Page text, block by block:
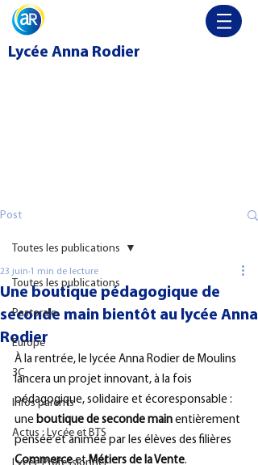
Lycée Anna Rodier
Post
Toutes les publications
Pastorale
Europe
3C
Infos parents
Actus : Lycée et BTS
Toutes les publications
Une boutique pédagogique de
seconde main bientôt au lycée Anna
Rodier
23 juin 1 min de lecture
À la rentrée, le lycée Anna Rodier de Moulins
lancera un projet innovant, à la fois
pédagogique, solidaire et écoresponsable :
une boutique de seconde main entièrement
pensée et animée par les élèves des filières
Commerce et Métiers de la Vente.